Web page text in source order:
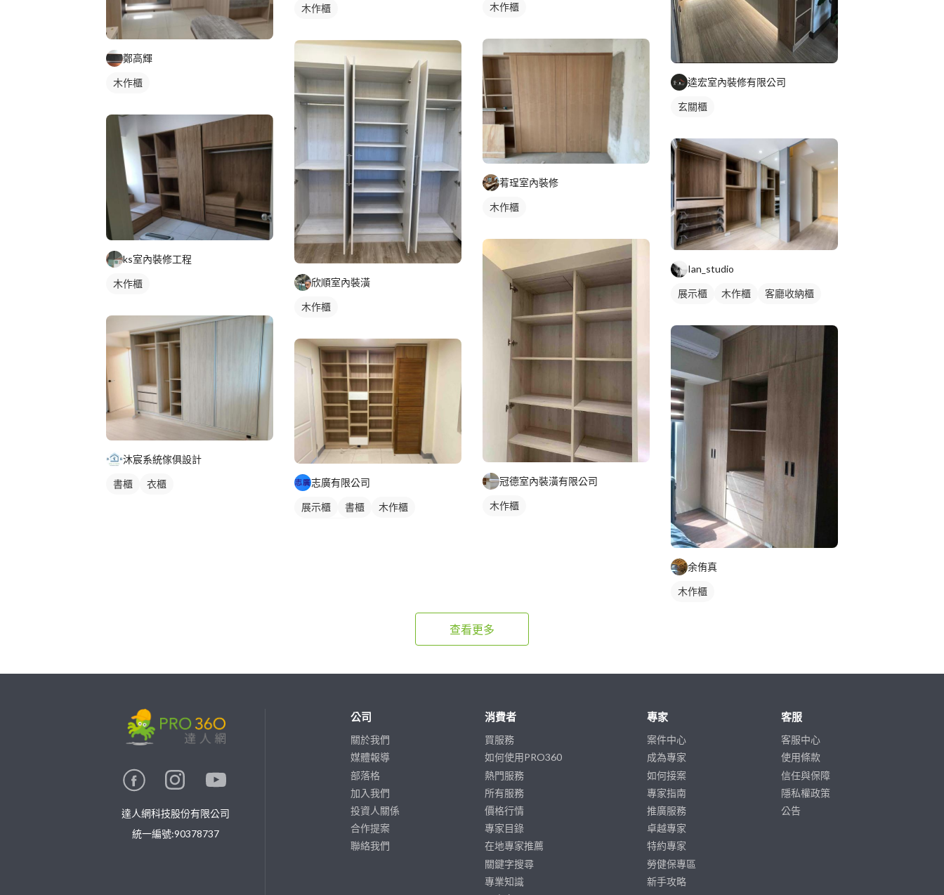
鄭高輝
木作櫃
ks室內裝修工程
木作櫃
沐宸系統傢俱設計
書櫃 衣櫃
木作櫃
欣順室內裝潢
木作櫃
志廣有限公司
展示櫃 書櫃
木作櫃
木作櫃
䒴珵室內裝修
木作櫃
冠德室內裝潢有限公司
木作櫃
逵宏室內裝修有限公司
玄關櫃
Ian_studio
展示櫃 木作櫃 客廳收納櫃
余侑真
木作櫃
查看更多
達人網科技股份有限公司
統一編號:90378737
公司
關於我們
媒體報導
部落格
加入我們
投資人關係
合作提案
聯絡我們
消費者
買服務
如何使用PRO360
熱門服務
所有服務
價格行情
專家目錄
在地專家推薦
關鍵字搜尋
專業知識
專家
案件中心
成為專家
如何接案
專家指南
推廣服務
卓越專家
特約專家
勞健保專區
新手攻略
客服
客服中心
使用條款
信任與保障
隱私權政策
公告